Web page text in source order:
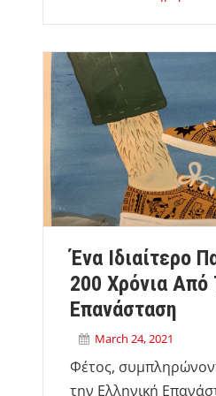
Ένα Ιδιαίτερο
200 Χρόνια Από
Επανάσταση
March 24, 2021
Φέτος,
την Ελληνική